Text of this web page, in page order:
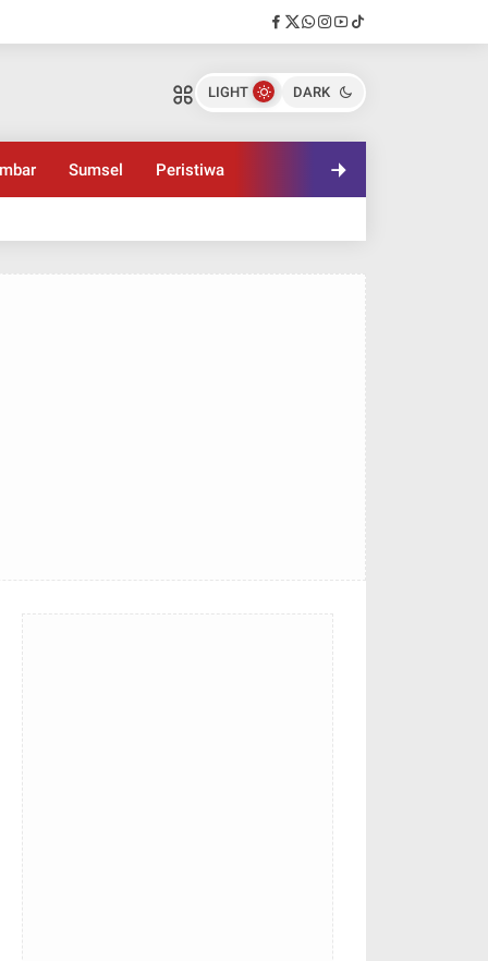
LIGHT DARK
Sumsel Peristiwa